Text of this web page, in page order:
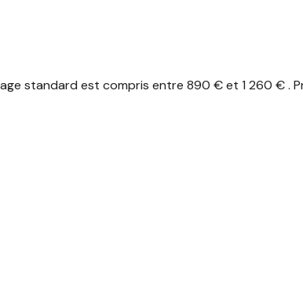
standard est compris entre 890 € et 1 260 € .